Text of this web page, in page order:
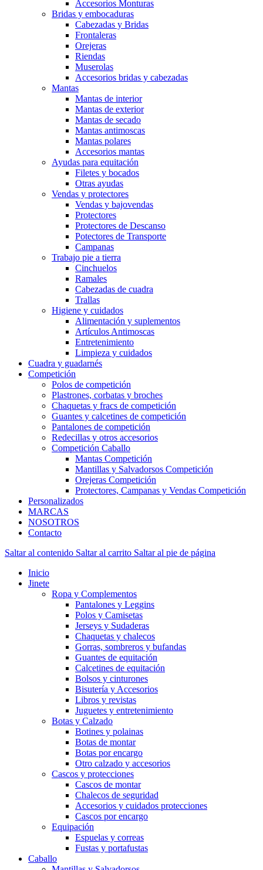
Accesorios Monturas
Bridas y embocaduras
Cabezadas y Bridas
Frontaleras
Orejeras
Riendas
Muserolas
Accesorios bridas y cabezadas
Mantas
Mantas de interior
Mantas de exterior
Mantas de secado
Mantas antimoscas
Mantas polares
Accesorios mantas
Ayudas para equitación
Filetes y bocados
Otras ayudas
Vendas y protectores
Vendas y bajovendas
Protectores
Protectores de Descanso
Potectores de Transporte
Campanas
Trabajo pie a tierra
Cinchuelos
Ramales
Cabezadas de cuadra
Trallas
Higiene y cuidados
Alimentación y suplementos
Artículos Antimoscas
Entretenimiento
Limpieza y cuidados
Cuadra y guadarnés
Competición
Polos de competición
Plastrones, corbatas y broches
Chaquetas y fracs de competición
Guantes y calcetines de competición
Pantalones de competición
Redecillas y otros accesorios
Competición Caballo
Mantas Competición
Mantillas y Salvadorsos Competición
Orejeras Competición
Protectores, Campanas y Vendas Competición
Personalizados
MARCAS
NOSOTROS
Contacto
Saltar al contenido Saltar al carrito Saltar al pie de página
Inicio
Jinete
Ropa y Complementos
Pantalones y Leggins
Polos y Camisetas
Jerseys y Sudaderas
Chaquetas y chalecos
Gorras, sombreros y bufandas
Guantes de equitación
Calcetines de equitación
Bolsos y cinturones
Bisutería y Accesorios
Libros y revistas
Juguetes y entretenimiento
Botas y Calzado
Botines y polainas
Botas de montar
Botas por encargo
Otro calzado y accesorios
Cascos y protecciones
Cascos de montar
Chalecos de seguridad
Accesorios y cuidados protecciones
Cascos por encargo
Equipación
Espuelas y correas
Fustas y portafustas
Caballo